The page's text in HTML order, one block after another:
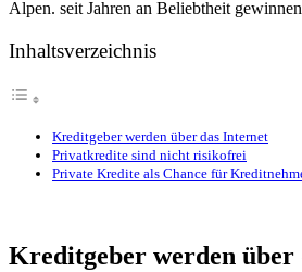
Alpen. seit Jahren an Beliebtheit
Inhaltsverzeichnis
Kreditgeber werden über das Internet
Privatkredite sind nicht risikofrei
Private Kredite als Chance für
Kreditgeber werden über